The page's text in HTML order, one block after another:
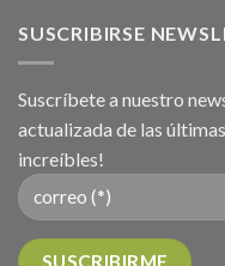
SUSCRIBIRSE
Suscríbete a nuestro
actualizada de las
increíbles!